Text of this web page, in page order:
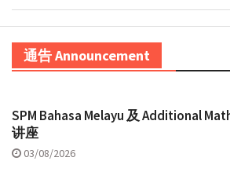
通告 Announcement
SPM Bahasa Melayu 及 Additional
讲座
03/08/2026